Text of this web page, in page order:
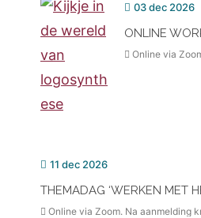
03 dec 2026
ONLINE
Online via
11 dec 2026
THEMADAG ‘WERKEN MET
Online via Zoom. Na aanmelding